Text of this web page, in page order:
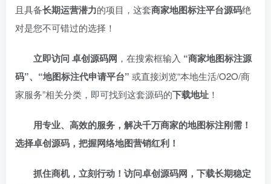
且具备长期运营潜力的项目，这套商家地图标注平台源码绝
对是您不可错过的选择！
立即访问 卓创源码网 ，在搜索框输入 ​ ​“商家地图标注源
码”、“地图标注代申请平台”​ 或直接浏览“本地生活/O2O/商
家服务”相关分类，即可找到这套源码的下载地址 ！
用专业、高效的服务，解决千万商家的地图标注刚需！
选择卓创源码，把握网络地图营销红利！​
抓住商机，立刻行动！访问卓创源码网，下载长期稳定